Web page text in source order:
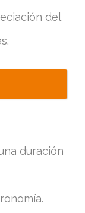
del
duración